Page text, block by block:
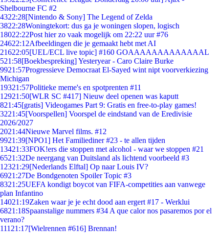
Shelbourne FC #2
4322:28[Nintendo & Sony] The Legend of Zelda
3822:28Woningtekort: dus ga je woningen slopen, logisch
18022:22Post hier zo vaak mogelijk om 22:22 uur #76
24622:12Afbeeldingen die je gemaakt hebt met AI
21622:05[UEL/ECL live topic] #160 GOAAAAAAAAAAAAAL
521:58[Boekbespreking] Yesteryear - Caro Claire Burke
9921:57Progressieve Democraat El-Sayed wint nipt voorverkiezing
Michigan
19321:57Politieke meme's en spotprenten #11
12921:50[WLR SC #417] Nieuw deel openen was kaputt
821:45[gratis] Videogames Part 9: Gratis en free-to-play games!
3221:45[Voorspellen] Voorspel de eindstand van de Eredivisie
2026/2027
2021:44Nieuwe Marvel films. #12
9921:39[NPO1] Het Familiediner #23 - te allen tijden
13421:33FOK!ers die stoppen met alcohol - waar we stoppen #21
6521:32De neergang van Duitsland als lichtend voorbeeld #3
12321:29[Nederlands Elftal] Op naar Louis IV?
6921:27De Bondgenoten Spoiler Topic #3
8321:25UEFA kondigt boycot van FIFA-competities aan vanwege
plan Infantino
14021:19Zaken waar je je echt dood aan ergert #17 - Werklui
6821:18Spaanstalige nummers #34 A que calor nos pasaremos por el
verano?
111 21:17[Wielrennen #616] Brennan!